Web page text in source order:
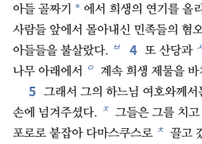
아들 골짜기 * 에서 희생의 연기를 올
사람들 앞에서 몰아내신 민족들의 혐
아들들을 불살랐다. ㅂ 4 또 산당과 ㅅ
나무 아래에서
ㅇ 계속 희생 제물을
5 그래서 그의 하느님 여호와께서
손에 넘겨주셨다. ㅈ 그들은 그를 치
포로로 붙잡아 다마스쿠스로 ㅊ 끌고